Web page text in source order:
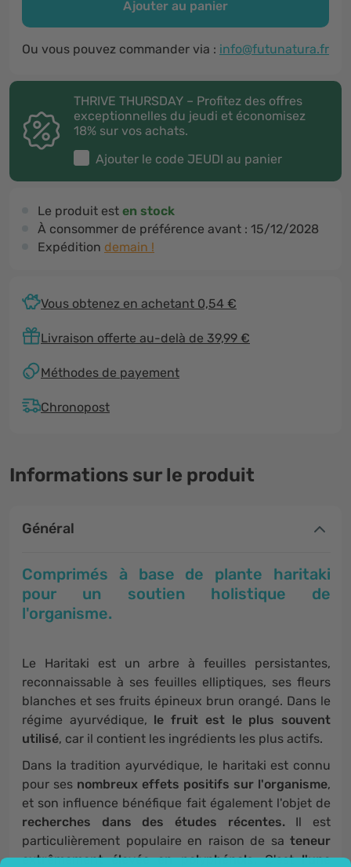
Ajouter au panier
Ou vous pouvez commander via : info@futunatura.fr
THRIVE THURSDAY – Profitez des offres
exceptionnelles du jeudi et économisez
18% sur vos achats.
Ajouter le code JEUDI au panier
Le produit est en stock
À consommer de préférence avant : 15/12/2028
Expédition demain !
Vous obtenez en achetant 0,54 €
Livraison offerte au-delà de 39,99 €
Méthodes de payement
Chronopost
Informations sur le produit
Général
Comprimés à base de plante haritaki
pour un soutien holistique de
l'organisme.
Le Haritaki est un arbre à feuilles persistantes,
reconnaissable à ses feuilles elliptiques, ses fleurs
blanches et ses fruits épineux brun orangé. Dans le
régime ayurvédique, le fruit est le plus souvent
utilisé, car il contient les ingrédients les plus actifs.
Dans la tradition ayurvédique, le haritaki est connu
pour ses nombreux effets positifs sur l'organisme,
et son influence bénéfique fait également l'objet de
recherches dans des études récentes. Il est
particulièrement populaire en raison de sa teneur
extrêmement élevée en polyphénols.C'estl'une